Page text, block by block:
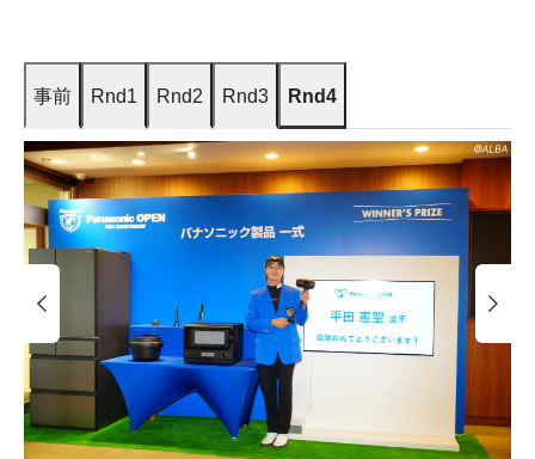
事前 Rnd1 Rnd2 Rnd3 Rnd4